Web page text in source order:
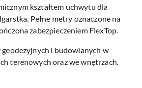
kształtem uchwytu dla
Pełne metry oznaczone na
zabezpieczeniem FlexTop.
i budowlanych w
terenowych oraz we wnętrzach.